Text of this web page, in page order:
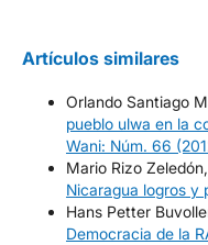
Artículos similares
Orlando Santiago
pueblo ulwa en la
Wani: Núm. 66
Mario Rizo Zeledón,
Nicaragua logros y
Hans Petter
Democracia de la